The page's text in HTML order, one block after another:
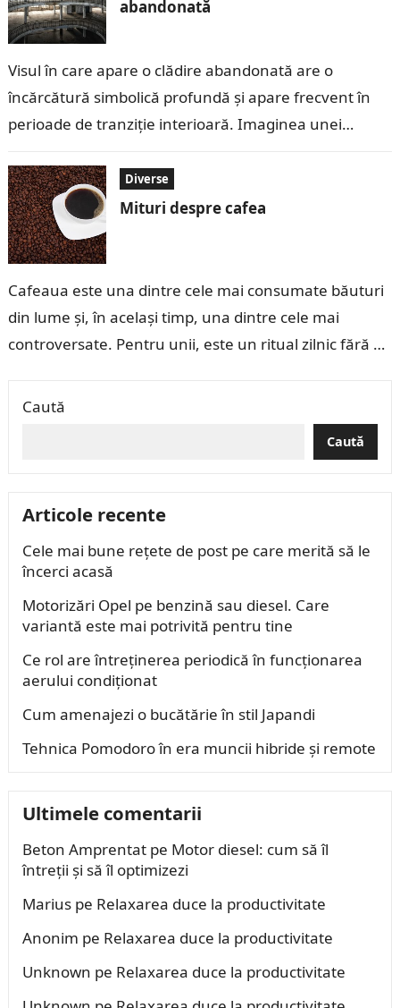
abandonată
Visul în care apare o clădire abandonată are o
încărcătură simbolică profundă și apare frecvent în
perioade de tranziție interioară. Imaginea unei
Diverse
Mituri despre cafea
Cafeaua este una dintre cele mai consumate băuturi
din lume și, în același timp, una dintre cele mai
controversate. Pentru unii, este un ritual zilnic fără de
Caută
Caută
Articole recente
Cele mai bune rețete de post pe care merită să le
încerci acasă
Motorizări Opel pe benzină sau diesel. Care
variantă este mai potrivită pentru tine
Ce rol are întreținerea periodică în funcționarea
aerului condiționat
Cum amenajezi o bucătărie în stil Japandi
Tehnica Pomodoro în era muncii hibride și remote
Ultimele comentarii
Beton Amprentatpe Motor diesel: cum să îl
întreții și să îl optimizezi
Mariuspe Relaxarea duce la productivitate
Anonim pe Relaxarea duce la productivitate
Unknown pe Relaxarea duce la productivitate